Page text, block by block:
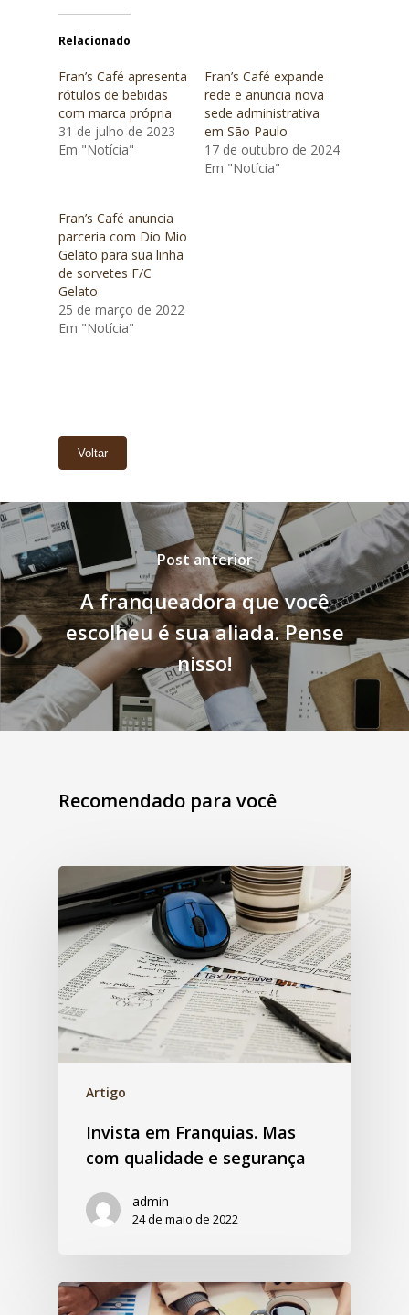
Relacionado
Fran’s Café apresenta
rótulos de bebidas
com marca própria
31 de julho de 2023
Em "Notícia"
Fran’s Café expande
rede e anuncia nova
sede administrativa
em São Paulo
17 de outubro de 2024
Em "Notícia"
Fran’s Café anuncia
parceria com Dio Mio
Gelato para sua linha
de sorvetes F/C
Gelato
25 de março de 2022
Em "Notícia"
Voltar
A franqueadora que você
escolheu é sua aliada. Pense
nisso!
Artigo
Invista em Franquias. Mas
com qualidade e segurança
admin
24 de maio de 2022
Cardápio
Lojas
Fale conosco